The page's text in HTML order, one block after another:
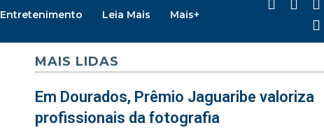
Entretenimento Leia Mais Mais+
MAIS LIDAS
Em Dourados, Prêmio Jaguaribe valoriza
profissionais da fotografia